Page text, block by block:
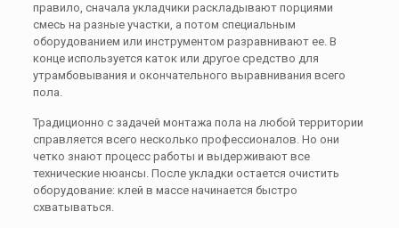
правило, сначала укладчики раскладывают порциями
смесь на разные участки, а потом специальным
оборудованием или инструментом разравнивают ее. В
конце используется каток или другое средство для
утрамбовывания и окончательного выравнивания всего
пола.
Традиционно с задачей монтажа пола на любой территории
справляется всего несколько профессионалов. Но они
четко знают процесс работы и выдерживают все
технические нюансы. После укладки остается очистить
оборудование: клей в массе начинается быстро
схватываться.